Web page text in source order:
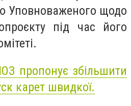
Уповноваженого щодо
під час його
пропонує збільшити
карет швидкої.